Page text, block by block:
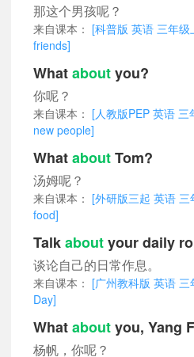
那这个男孩呢？
来自课本： [科普版 英语 三年
friends]
Whataboutyou?
你呢？
来自课本： [人教版PEP 英语
new people]
WhataboutTom?
汤姆呢？
来自课本： [外研版三起 英语
food]
Talkaboutyour daily
谈论自己的日常作息。
来自课本： [广州教科版 英语
Day]
Whataboutyou, Yang
杨帆，你呢？